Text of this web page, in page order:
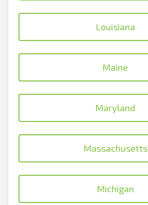
Louisiana
Maine
Maryland
Massachusetts
Michigan